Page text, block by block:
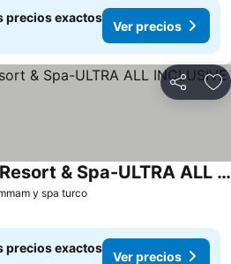
precios exactos
Ver precios
Compartir
y spa turcoVer precios
Alan Xafira Deluxe Resort & Spa-ULTRA ALL INCLUSIVE
precios exactos
Ver precios